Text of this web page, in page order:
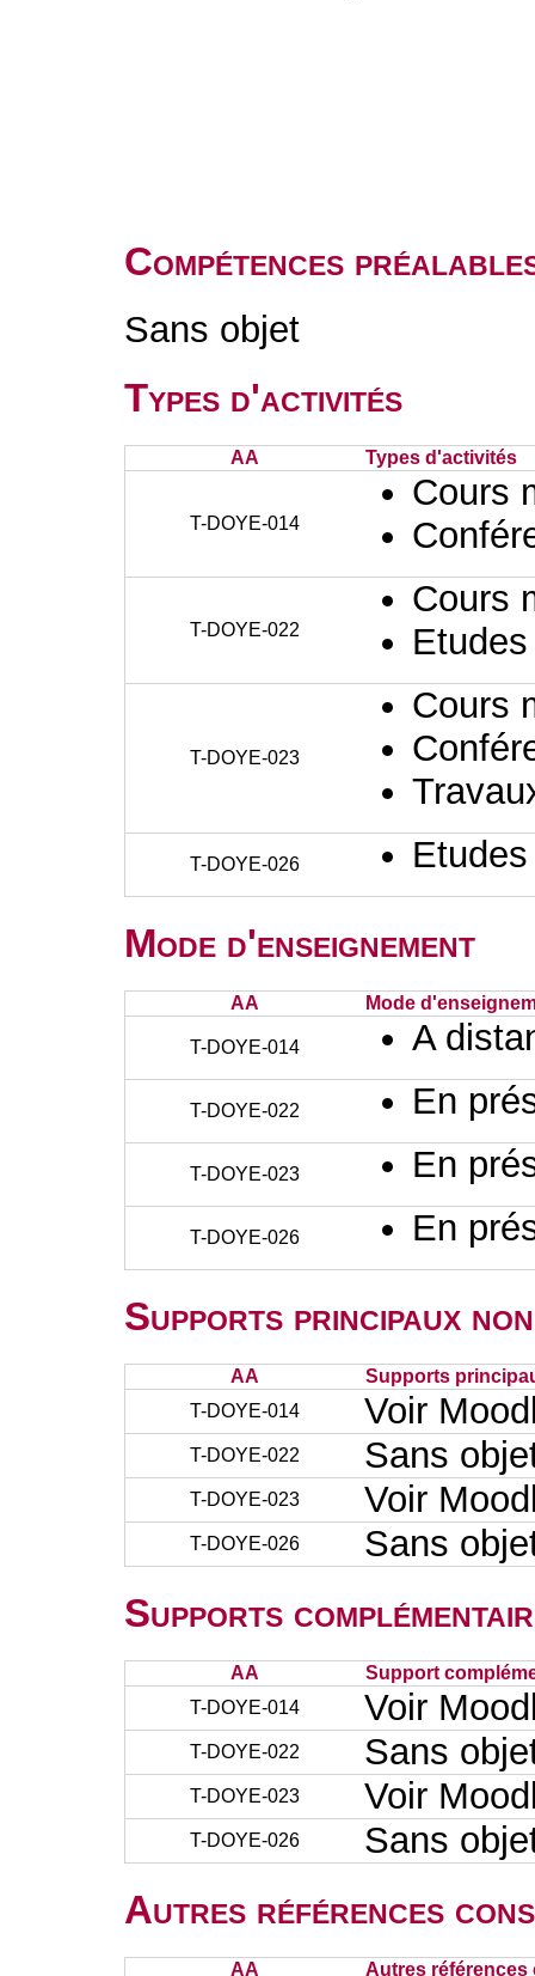
Compétences
Sans objet
Types d'activités
AA Types d'activités
T-DOYE-014
Cours
T-DOYE-022
Cours
T-DOYE-023
Cours
T-DOYE-026
Mode d'enseignement
AA Mode
T-DOYE-014 A
T-DOYE-022 En
T-DOYE-023 En
T-DOYE-026 En
Supports principaux
AA
Supports
T-DOYE-014
Voir
T-DOYE-022 Sans
T-DOYE-023 Voir
T-DOYE-026 Sans
Supports
AA
Support
T-DOYE-014
Voir
T-DOYE-022 Sans
T-DOYE-023 Voir
T-DOYE-026 Sans
Autres références
AA Autres références